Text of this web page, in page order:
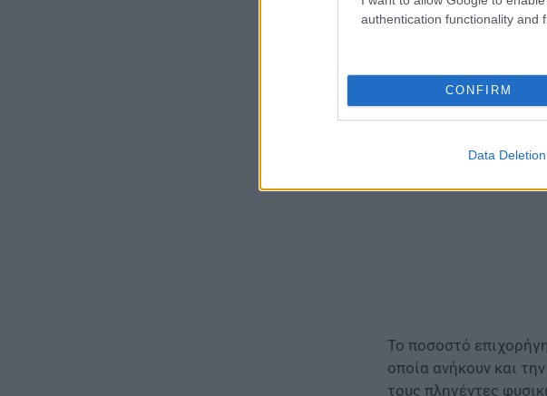
authentication functionality and
CONFIRM
Data Deletion
Δείτε επίσης
Το επιτόκιο της
Το ποσοστό
οποία ανήκουν και
τους πληγέντες